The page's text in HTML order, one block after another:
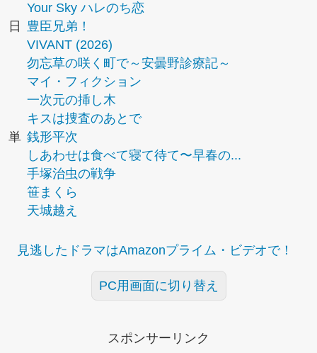
Your Sky ハレのち恋
日
豊臣兄弟！
VIVANT (2026)
勿忘草の咲く町で～安曇野診療記～
マイ・フィクション
一次元の挿し木
キスは捜査のあとで
単 銭形平次
しあわせは食べて寝て待て〜早春の...
手塚治虫の戦争
笹まくら
天城越え
見逃したドラマはAmazonプライム・ビデオで！
PC用画面に切り替え
スポンサーリンク